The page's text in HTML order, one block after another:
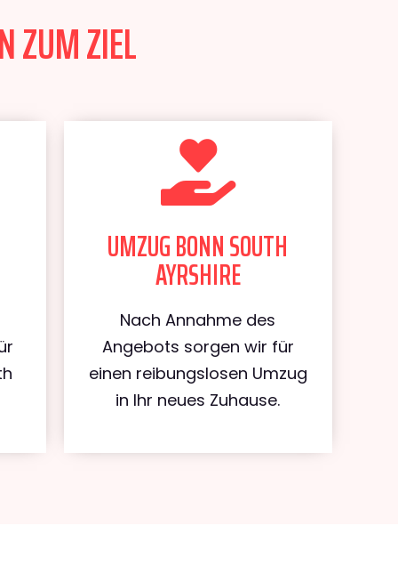
ZUM ZIEL
UMZUG BONN SOUTH
AYRSHIRE
Nach Annahme des
Angebots sorgen wir für
einen reibungslosen Umzug
in Ihr neues Zuhause.